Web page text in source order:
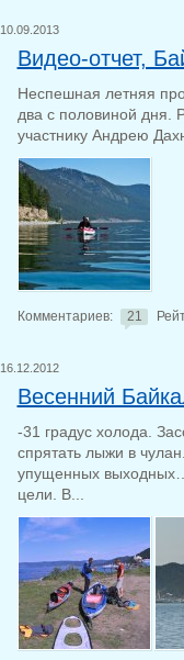
10.09.2013
Видео-отчет,
Неспешная летняя
два с половиной дня.
участнику Андрею
Комментариев: 21
16.12.2012
Весенний
-31 градус холода.
спрятать лыжи в
упущенных
цели. В...